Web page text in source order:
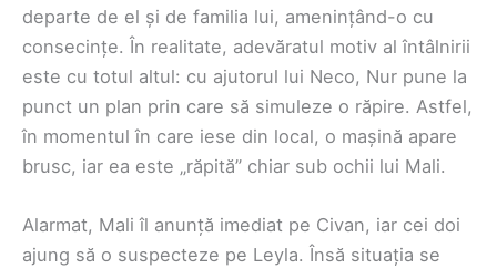
departe de el și de familia lui, amenințând-o cu
consecințe. În realitate, adevăratul motiv al întâlnirii
este cu totul altul: cu ajutorul lui Neco, Nur pune la
punct un plan prin care să simuleze o răpire. Astfel,
în momentul în care iese din local, o mașină apare
brusc, iar ea este „răpită” chiar sub ochii lui Mali.
Alarmat, Mali îl anunță imediat pe Civan, iar cei doi
ajung să o suspecteze pe Leyla. Însă situația se